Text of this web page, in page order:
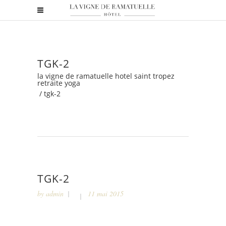
TGK-2
la vigne de ramatuelle hotel saint tropez
retraite yoga
/ tgk-2
TGK-2
by admin 11 mai 2015